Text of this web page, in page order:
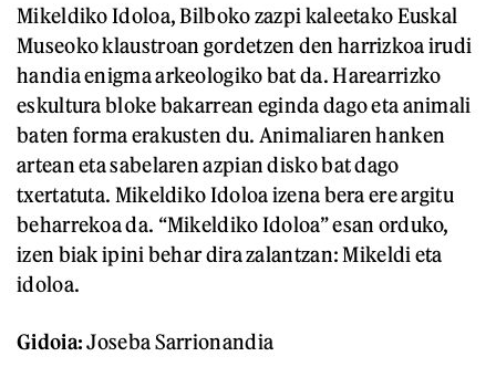
Mikeldiko Idoloa, Bilboko zazpi kaleetako Euskal
Museoko klaustroan gordetzen den harrizkoa irudi
handia enigma arkeologiko bat da. Harearrizko
eskultura bloke bakarrean eginda dago eta animali
baten forma erakusten du. Animaliaren hanken
artean eta sabelaren azpian disko bat dago
txertatuta. Mikeldiko Idoloa izena bera ere argitu
beharrekoa da. “Mikeldiko Idoloa” esan orduko,
izen biak ipini behar dira zalantzan: Mikeldi eta
idoloa.
Gidoia:Joseba Sarrionandia